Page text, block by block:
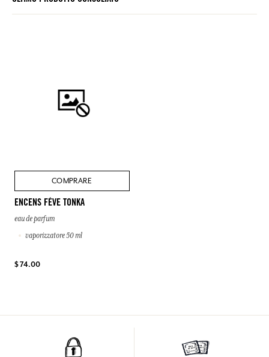
COMPRARE
ENCENS FÈVE TONKA
eau de parfum
vaporizzatore 50 ml
$ 74.00